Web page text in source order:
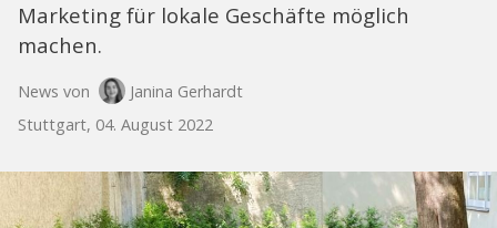
Marketing für lokale Geschäfte möglich
machen.
News von
Janina Gerhardt
Stuttgart, 04. August 2022